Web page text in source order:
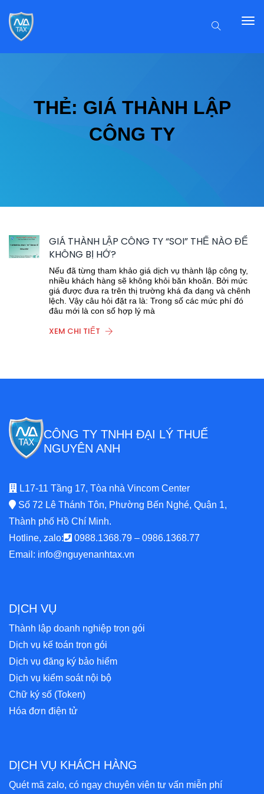
THẺ: GIÁ THÀNH LẬP
CÔNG TY
GIÁ THÀNH LẬP CÔNG TY “SOI” THẾ NÀO ĐỂ
KHÔNG BỊ HỚ?
Nếu đã từng tham khảo giá dịch vụ thành lập công ty,
nhiều khách hàng sẽ không khỏi băn khoăn. Bởi mức
giá được đưa ra trên thị trường khá đa dạng và chênh
lệch. Vậy câu hỏi đặt ra là: Trong số các mức phí đó
đâu mới là con số hợp lý mà
XEM CHI TIẾT
CÔNG TY TNHH ĐẠI LÝ THUẾ
NGUYÊN ANH
L17-11 Tầng 17, Tòa nhà Vincom Center
Số 72 Lê Thánh Tôn, Phường Bến Nghé, Quận 1,
Thành phố Hồ Chí Minh.
Hotline, zalo:
0988.1368.79 – 0986.1368.77
Email: info@nguyenanhtax.vn
DỊCH VỤ
Thành lập doanh nghiệp trọn gói
Dịch vụ kế toán trọn gói
Dịch vụ đăng ký bảo hiểm
Dịch vụ kiểm soát nội bộ
Chữ ký số (Token)
Hóa đơn điện tử
DỊCH VỤ KHÁCH HÀNG
Quét mã zalo, có ngay chuyên viên tư vấn miễn phí